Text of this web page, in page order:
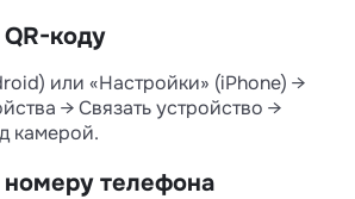
коду
или «Настройки» (iPhone) →
→ Связать устройство →
камерой.
номеру телефона